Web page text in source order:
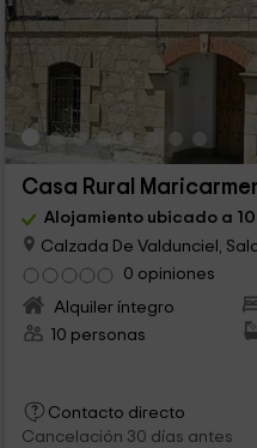
Casa Rural
Alojamiento ubicado a
Calzada De Valdunciel,
0 opiniones
Alquiler íntegro
10 personas
Contacto directo
Cancelación 30 días antes